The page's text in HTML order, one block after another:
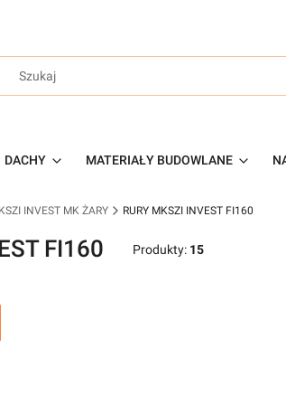
DACHY MATERIAŁY BUDOWLANE
INVEST MK ŻARY RURY MKSZI INVEST FI160
FI160 Produkty: 15